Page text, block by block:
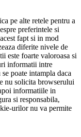
pe alte retele pentru a
preferintele si
fapt si in mod
diferite nivele de
este foarte valoroasa si
informatii intre
poate intampla daca
nu solicita browserului
informatiile in
si responsabila,
urilor nu va permite